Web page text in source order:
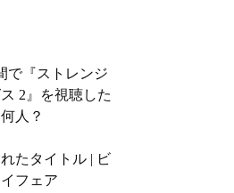
で『ストレンジ
2』を視聴した
人？
たタイトル | ビ
フェア